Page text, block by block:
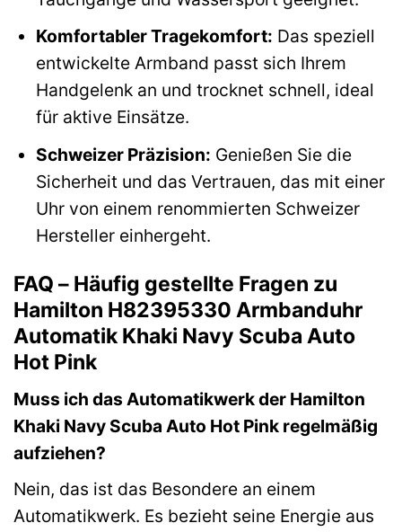
Komfortabler Tragekomfort: Das speziell
entwickelte Armband passt sich Ihrem
Handgelenk an und trocknet schnell, ideal
für aktive Einsätze.
Schweizer Präzision: Genießen Sie die
Sicherheit und das Vertrauen, das mit einer
Uhr von einem renommierten Schweizer
Hersteller einhergeht.
FAQ – Häufig gestellte Fragen zu
Hamilton H82395330 Armbanduhr
Automatik Khaki Navy Scuba Auto
Hot Pink
Muss ich das Automatikwerk der Hamilton
Khaki Navy Scuba Auto Hot Pink regelmäßig
aufziehen?
Nein, das ist das Besondere an einem
Automatikwerk. Es bezieht seine Energie aus